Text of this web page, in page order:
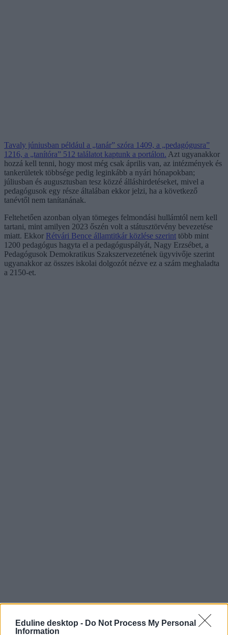
Eduline desktop - Do Not Process My Personal
Information
Tavaly júniusban például a „tanár” szóra 1409, a „pedagógusra”
1216, a „tanítóra” 512 találatot kaptunk a portálon. Azt ugyanakkor
hozzá kell tenni, hogy most még csak április van, az intézmények és
tankerületek többsége pedig leginkább a nyári hónapokban;
júliusban és augusztusban tesz közzé álláshirdetéseket, mivel a
pedagógusok egy része általában ekkor jelzi, ha a következő
tanévtől nem tanítanának.
Feltehetően azonban olyan tömeges felmondási hullámtól nem kell
tartani, mint amilyen 2023 őszén volt a státusztörvény bevezetése
miatt. Ekkor Rétvári Bence államtitkár közlése szerint több mint
1200 pedagógus hagyta el a pedagóguspályát, Nagy Erzsébet, a
Pedagógusok Demokratikus Szakszervezetének ügyvivője szerint
ugyanakkor az összes iskolai dolgozót nézve ez a szám meghaladta
a 2150-et.